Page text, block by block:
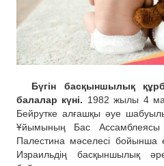
Бүгін басқыншылық
балалар күні. 1982 жылы 4
Бейрутке алғашқы әуе
Ұйымының Бас
Палестина мәселесі бойынша
Израильдің басқыншылық